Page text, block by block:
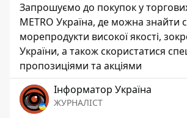
Запрошуємо до покупок у
METRO Україна, де можна знайти
морепродукти високої якості,
України, а також скористатися
пропозиціями та акціями
Інформатор Україна
ЖУРНАЛІСТ